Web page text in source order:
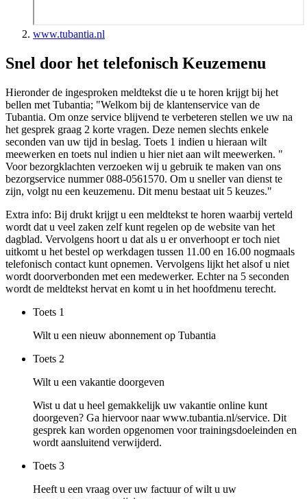
www.tubantia.nl
Snel door het telefonisch Keuzemenu
Hieronder de ingesproken meldtekst die u te horen krijgt bij het
bellen met Tubantia; "Welkom bij de klantenservice van de
Tubantia. Om onze service blijvend te verbeteren stellen we uw na
het gesprek graag 2 korte vragen. Deze nemen slechts enkele
seconden van uw tijd in beslag. Toets 1 indien u hieraan wilt
meewerken en toets nul indien u hier niet aan wilt meewerken. "
Voor bezorgklachten verzoeken wij u gebruik te maken van ons
bezorgservice nummer 088-0561570. Om u sneller van dienst te
zijn, volgt nu een keuzemenu. Dit menu bestaat uit 5 keuzes."
Extra info: Bij drukt krijgt u een meldtekst te horen waarbij verteld
wordt dat u veel zaken zelf kunt regelen op de website van het
dagblad. Vervolgens hoort u dat als u er onverhoopt er toch niet
uitkomt u het bestel op werkdagen tussen 11.00 en 16.00 nogmaals
telefonisch contact kunt opnemen. Vervolgens lijkt het alsof u niet
wordt doorverbonden met een medewerker. Echter na 5 seconden
wordt de meldtekst hervat en komt u in het hoofdmenu terecht.
Toets 1
Wilt u een nieuw abonnement op Tubantia
Toets 2
Wilt u een vakantie doorgeven
Wist u dat u heel gemakkelijk uw vakantie online kunt
doorgeven? Ga hiervoor naar www.tubantia.nl/service. Dit
gesprek kan worden opgenomen voor trainingsdoeleinden en
wordt aansluitend verwijderd.
Toets 3
Heeft u een vraag over uw factuur of wilt u uw